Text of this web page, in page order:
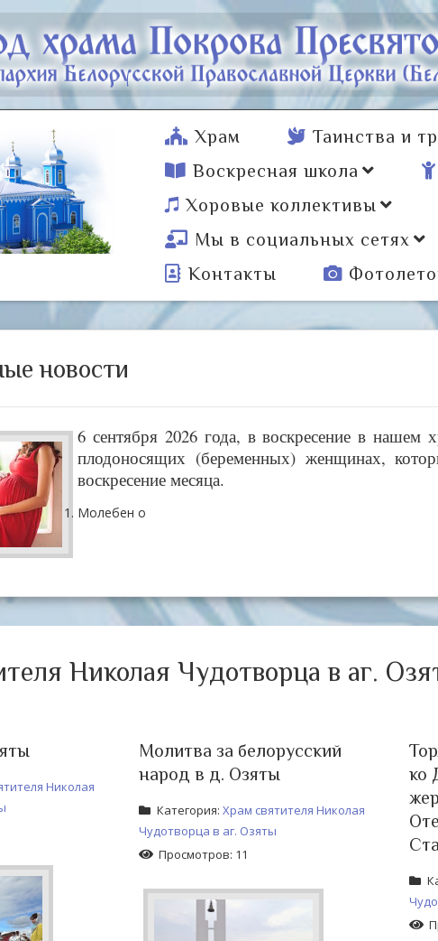
Храм Таинства и
Воскресная школа
Хоровые коллективы
Мы в социальных сетях
Контакты
новости
6 сентября 2026 года, в воскресение в нашем
плодоносящих (беременных) женщинах,
воскресение месяца.
Молебен о
Николая Чудотворца в аг.
Николая
Молитва за белорусский
народ в д. Озяты
Категория:Храм святителя Николая
Чудотворца в аг. Озяты
Просмотров: 11
ко